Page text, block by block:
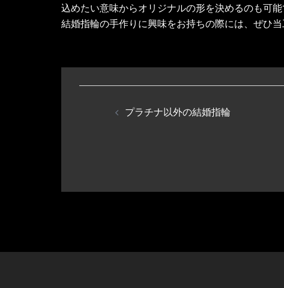
込めたい意味からオリジナルの形を決めるのも可能
結婚指輪の手作りに興味をお持ちの際には、ぜひ当
プラチナ以外の結婚指輪